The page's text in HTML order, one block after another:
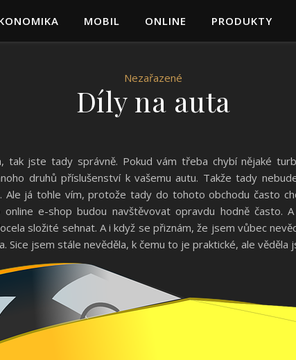
MOBIL ONLINE PRODUKTY
Nezařazené
Díly na auta
tak jste tady správně. Pokud vám třeba chybí nějaké
druhů příslušenství k vašemu autu. Takže tady
Ale já tohle vím, protože tady do tohoto obchodu často
e-shop budou navštěvovat opravdu hodně často.
složité sehnat. A i když se přiznám, že jsem vůbec
Sice jsem stále nevěděla, k čemu to je praktické, ale